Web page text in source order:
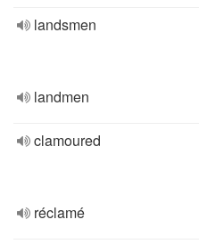
landsmen
landmen
clamoured
réclamé